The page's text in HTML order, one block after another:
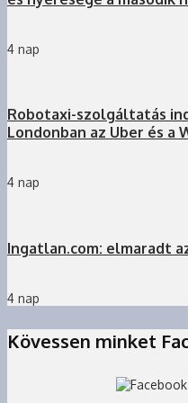
4 nap
Robotaxi-szolgáltatás
Londonban az Uber és a
4 nap
Ingatlan.com: elmaradt
4 nap
Kövessen minket